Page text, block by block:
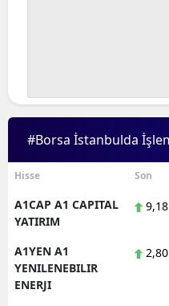
#Borsa İstanbulda
Hisse Son
A1CAP A1 CAPITAL
YATIRIM
9,18
A1YEN A1
YENILENEBILIR
ENERJI
2,80